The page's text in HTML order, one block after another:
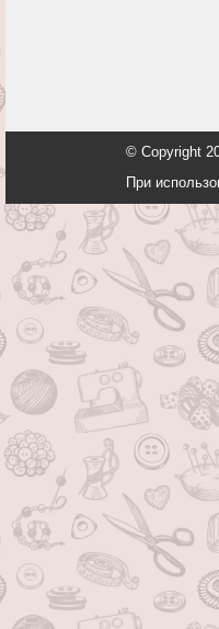
© Copyright
При